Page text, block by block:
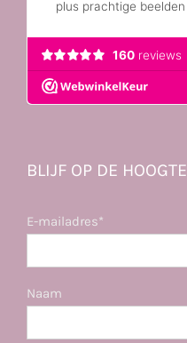
BLIJF OP DE HOOGTE
E-mailadres*
Naam